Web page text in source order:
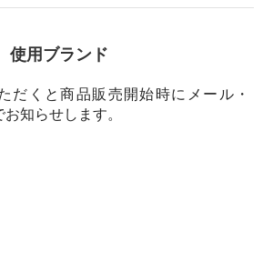
使用ブランド
だくと商品販売開始時にメール・
お知らせします。